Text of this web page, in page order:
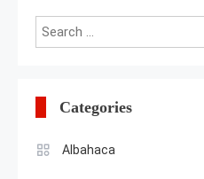
Categories
Albahaca